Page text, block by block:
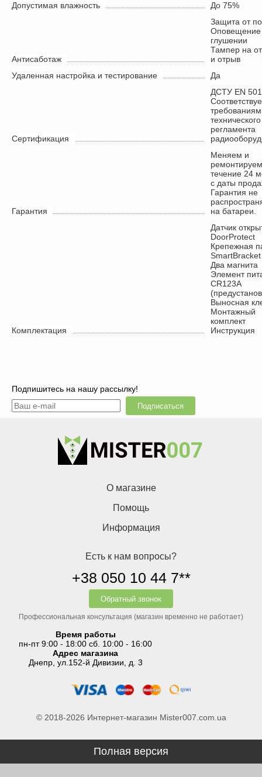
Допустимая влажность
До 75%
Антисаботаж
Защита от
Оповещение
глушении
Тампер на
и отрыв
Удаленная настройка и тестирование
Да
Сертификация
ДСТУ EN
требованиям
технического
регламента
Гарантия
Меняем и
течение 24
с даты
Гарантия не
на батареи.
Комплектация
Датчик
DoorProtect
Крепежная
SmartBracket
Два магнита
Элемент
CR123A
Выносная
Монтажный
комплект
Инструкция
Подпишитесь на нашу рассылку!
Подписаться
О магазине
Помощь
Информация
Есть к нам вопросы?
+38 050 10 44 7**
Обратный звонок
Профессиональная консультация (магазин временно не работает)
Время работы
пн-пт 9:00 - 18:00 сб. 10:00 - 16:00
Адрес магазина
Днепр, ул.152-й Дивизии, д. 3
© 2018-2026 Интернет-магазин Mister007.com.ua
Полная версия